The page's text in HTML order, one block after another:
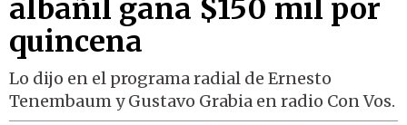
albañil gana $150 mil por
quincena
Lo dijo en el programa radial de Ernesto
Tenembaum y Gustavo Grabia en radio Con Vos.